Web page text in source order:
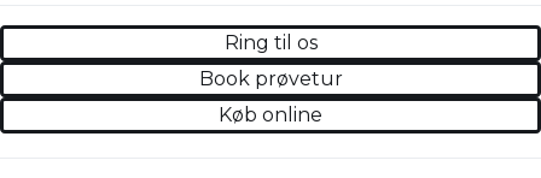
Ring til os
Book prøvetur
Køb online